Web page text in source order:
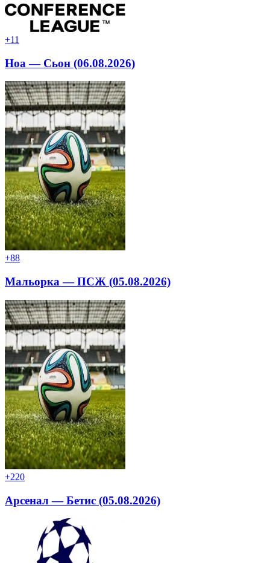
+11
Ноа — Сьон (06.08.2026)
+88
Мальорка — ПСЖ (05.08.2026)
+220
Арсенал — Бетис (05.08.2026)